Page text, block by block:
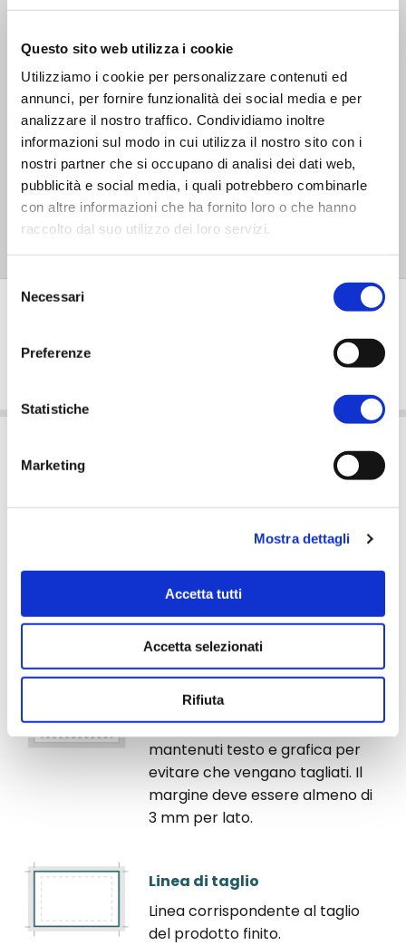
Questo sito web utilizza i cookie
Utilizziamo i cookie per personalizzare contenuti ed
annunci, per fornire funzionalità dei social media e per
analizzare il nostro traffico. Condividiamo inoltre
informazioni sul modo in cui utilizza il nostro sito con i
nostri partner che si occupano di analisi dei dati web,
pubblicità e social media, i quali potrebbero combinarle
con altre informazioni che ha fornito loro o che hanno
raccolto dal suo utilizzo dei loro servizi.
Selezione
delNecessari
Preferenze
Statistiche
Marketing
Mostra dettagli
Accetta tutti
Accetta selezionati
Rifiuta
pochi click.
Troverai semplici indicazioni anche per i tempi di
consegna che puoi scegliere e, tramite corriere
espresso, possono arrivare rapidamente a casa
tua ben protetti.
Naviga su DoctaPrint e scopri tutte le altre
soluzioni per realizzare i tuoi Fotoquadri.
realizzare un file grafico ad opera d'arte.
Come preparare il file grafico
Istruzioni per realizzare il tuo file grafico - Grande
Margine di sicurezza
Spazio entro cui vanno
mantenuti testo e grafica per
evitare che vengano tagliati. Il
margine deve essere almeno di
3 mm per lato.
Linea di taglio
Linea corrispondente al taglio
del prodotto finito.